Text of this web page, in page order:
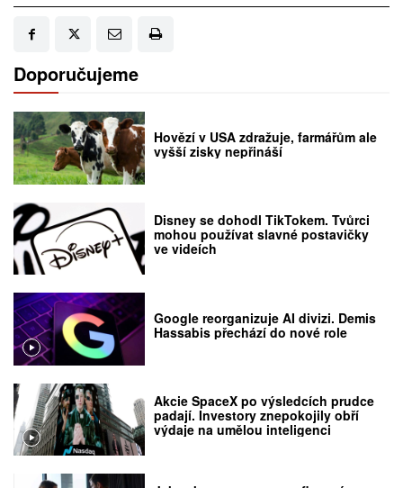
Doporučujeme
Hovězí v USA zdražuje, farmářům ale
vyšší zisky nepřináší
Disney se dohodl TikTokem. Tvůrci
mohou používat slavné postavičky
ve videích
Google reorganizuje AI divizi. Demis
Hassabis přechází do nové role
Akcie SpaceX po výsledcích prudce
padají. Investory znepokojily obří
výdaje na umělou inteligenci